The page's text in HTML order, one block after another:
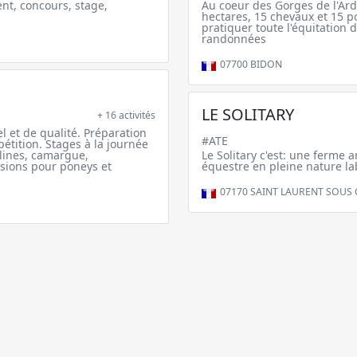
concours, stage, Au coeur des Gorges de
hectares, 15 chevaux et 15
pratiquer toute l'équitation
randonnées
07700 BIDON
+ 16 activités
et de qualité. Préparation
Stages à la journée
camargue,
pour poneys et
LE SOLITARY
#ATE
Le Solitary c'est: une ferme
équestre en pleine nature
07170SAINT LAURENT SOUS